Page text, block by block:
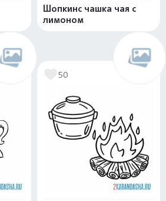
Шопкинс чашка чая с
лимоном
50